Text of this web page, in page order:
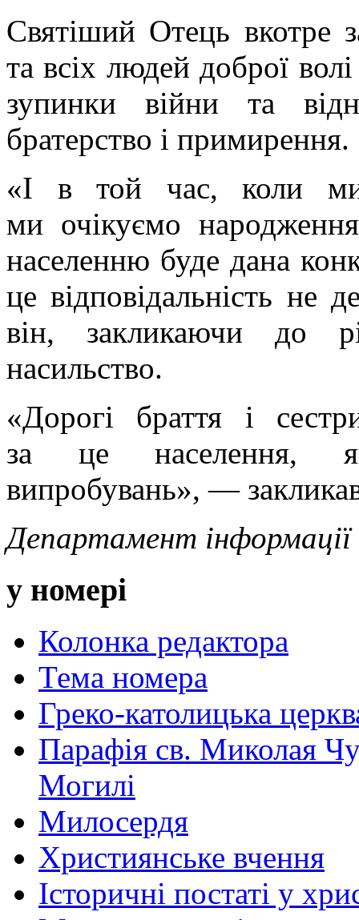
Святіший Отець вкотре
та всіх людей доброї
зупинки війни та
братерство і примирення.
«І в той час, коли ми
ми очікуємо
населенню буде дана
це відповідальність не
він, закликаючи до
насильство.
«Дорогі браття і
за це населення,
випробувань», —
Департамент
у номері
Колонка редактора
Тема номера
Греко-католицька
Парафія св. Миколая
Могилі
Милосердя
Християнське вчення
Історичні постаті у